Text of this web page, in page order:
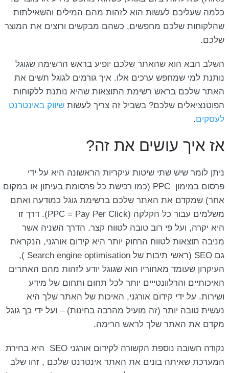
כלמה שעליכם לעשות הוא לזהות מהם המילים והשאילתות
שהלקוחות שלכם מחפשים, כשהם מבקשים ורוצים את המוצר
שלכם.
השלב הבא הוא שהאתר שלכם יופיע בראש הרשימה שגוגל
נותנת למי שמחפש ערכים אלו. איך גורמים לגוגל תשים את
האתר שלכם בראש רשימת התוצאות שהיא נותנת ללקוחות
הפוטנציאלים שלכם? בשביל זה צריך לעשות שיווק באינטרנט
לעסקים.
אז איך עושים את זה?
ניתן לומר שיש שתי שיטות עיקריות הראשונה היא על ידי
פרסום במימון PPC (כמו רכישת כל פרסומת בעיתון או במקום
אחר) שמקדם את האתר שלכם ברשימת גוגל כמודעה ואתם
משלמים עבור כל הקלקה (PPC = Pay Per Click). דרך זו
היא יקרה, ועל פי רוב טובה לטווח קצר. הדרך השניה אשר
מניבה תוצאות לטווח הרחוק יותר היא קידום אורגני, הנקראת
גם SEO (ראשי תיבות של Search engine optimisation ),
העיקרון שעומד מאחוריו הוא שגוגל יודע לזהות מהם האתרים
האיכותיים והרלוונטייים יותר לכל תחום ותחום של מידע
ושירות. על ידי קידום אורגני, האיכות של האתר שלך היא
נעשית טובה יותר (זה מועיל מהרבה בחינות) – ועל ידי כך גוגל
מקדם את האתר שלך לראש הרימה.
נקודה חשובה נוספת הקשורה לקידום אורגני SEO היא בחירת
המערכת שאיתה בונים את האתר אינטרנט שלכם , זהו שלב